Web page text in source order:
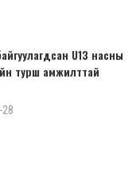
U13 насны
турш амжилттай